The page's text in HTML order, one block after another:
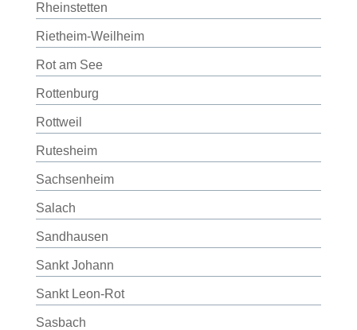
Rheinstetten
Rietheim-Weilheim
Rot am See
Rottenburg
Rottweil
Rutesheim
Sachsenheim
Salach
Sandhausen
Sankt Johann
Sankt Leon-Rot
Sasbach